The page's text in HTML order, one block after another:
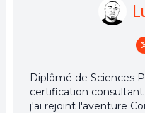
Diplômé de Sciences
certification consultant
j'ai rejoint l'aventure